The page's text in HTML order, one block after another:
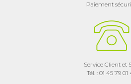
Paiement
Service Client et
Tél. : 01 45 79 01